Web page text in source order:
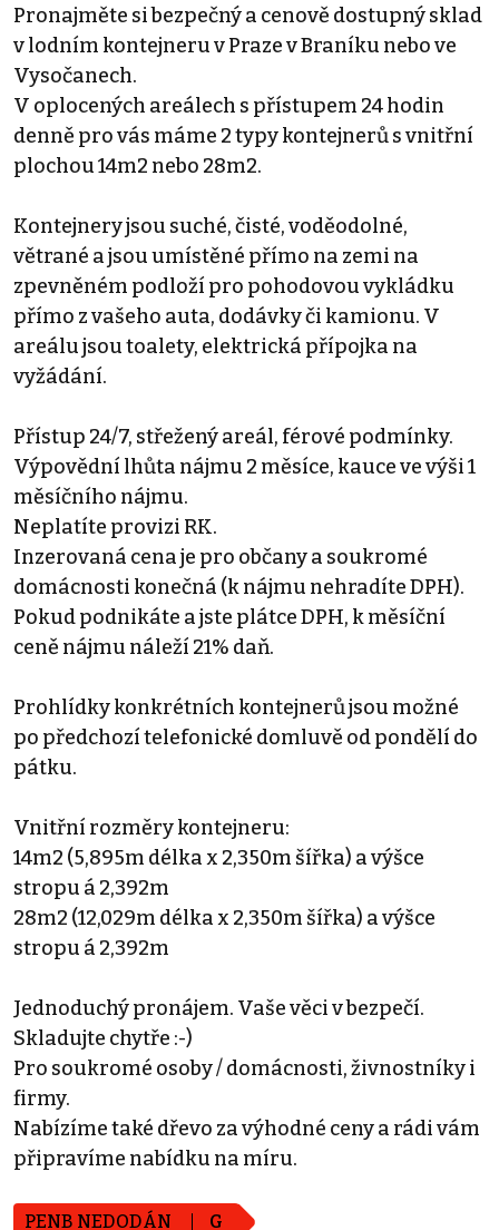
Pronajměte si bezpečný a cenově dostupný sklad
v lodním kontejneru v Praze v Braníku nebo ve
Vysočanech.
V oplocených areálech s přístupem 24 hodin
denně pro vás máme 2 typy kontejnerů s vnitřní
plochou 14m2 nebo 28m2.
Kontejnery jsou suché, čisté, voděodolné,
větrané a jsou umístěné přímo na zemi na
zpevněném podloží pro pohodovou vykládku
přímo z vašeho auta, dodávky či kamionu. V
areálu jsou toalety, elektrická přípojka na
vyžádání.
Přístup 24/7, střežený areál, férové podmínky.
Výpovědní lhůta nájmu 2 měsíce, kauce ve výši 1
měsíčního nájmu.
Neplatíte provizi RK.
Inzerovaná cena je pro občany a soukromé
domácnosti konečná (k nájmu nehradíte DPH).
Pokud podnikáte a jste plátce DPH, k měsíční
ceně nájmu náleží 21% daň.
Prohlídky konkrétních kontejnerů jsou možné
po předchozí telefonické domluvě od pondělí do
pátku.
Vnitřní rozměry kontejneru:
14m2 (5,895m délka x 2,350m šířka) a výšce
stropu á 2,392m
28m2 (12,029m délka x 2,350m šířka) a výšce
stropu á 2,392m
Jednoduchý pronájem. Vaše věci v bezpečí.
Skladujte chytře :-)
Pro soukromé osoby / domácnosti, živnostníky i
firmy.
Nabízíme také dřevo za výhodné ceny a rádi vám
připravíme nabídku na míru.
PENB NEDODÁN G